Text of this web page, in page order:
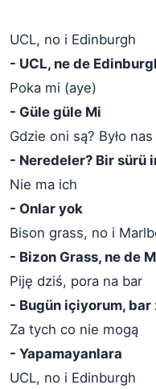
UCL, no i Edinburgh
- UCL, ne de
Poka mi (aye)
- Güle güle Mi
Gdzie oni są? Było
- Neredeler? Bir sürü
Nie ma ich
- Onlar yok
Bison grass, no i
- Bizon Grass, ne de
Piję dziś, pora na bar
- Bugün içiyorum, bar
Za tych co nie mogą
- Yapamayanlara
UCL, no i Edinburgh